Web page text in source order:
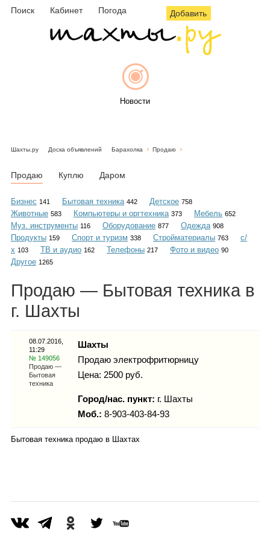
Поиск Кабинет Погода Добавить
Новости
Объявления
Фотогалерея
Шахты.ру Доска объявлений Барахолка Продаю
Продаю Куплю Даром
Бизнес 141 Бытовая техника 442 Детское 758
Животные 583 Компьютеры и оргтехника 373 Мебель 652
Муз. инструменты 116 Оборудование 877 Одежда 908
Продукты 159 Спорт и туризм 338 Стройматериалы 763
с/
х 103 ТВ и аудио 162 Телефоны 217 Фото и видео 90
Другое 1265
Продаю — Бытовая техника в
г. Шахты
08.07.2016,
11:29
№ 149056
Продаю —
Бытовая
техника
Шахты
Продаю электрофритюрницу
Цена: 2500 руб.
Город/нас. пункт: г. Шахты
Моб.: 8-903-403-84-93
Бытовая техника продаю в Шахтах